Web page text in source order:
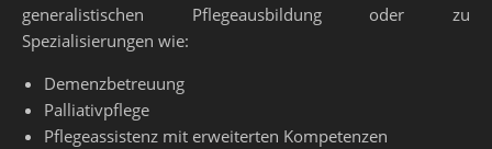
generalistischen Pflegeausbildung oder zu
Spezialisierungen wie:
Demenzbetreuung
Palliativpflege
Pflegeassistenz mit erweiterten Kompetenzen